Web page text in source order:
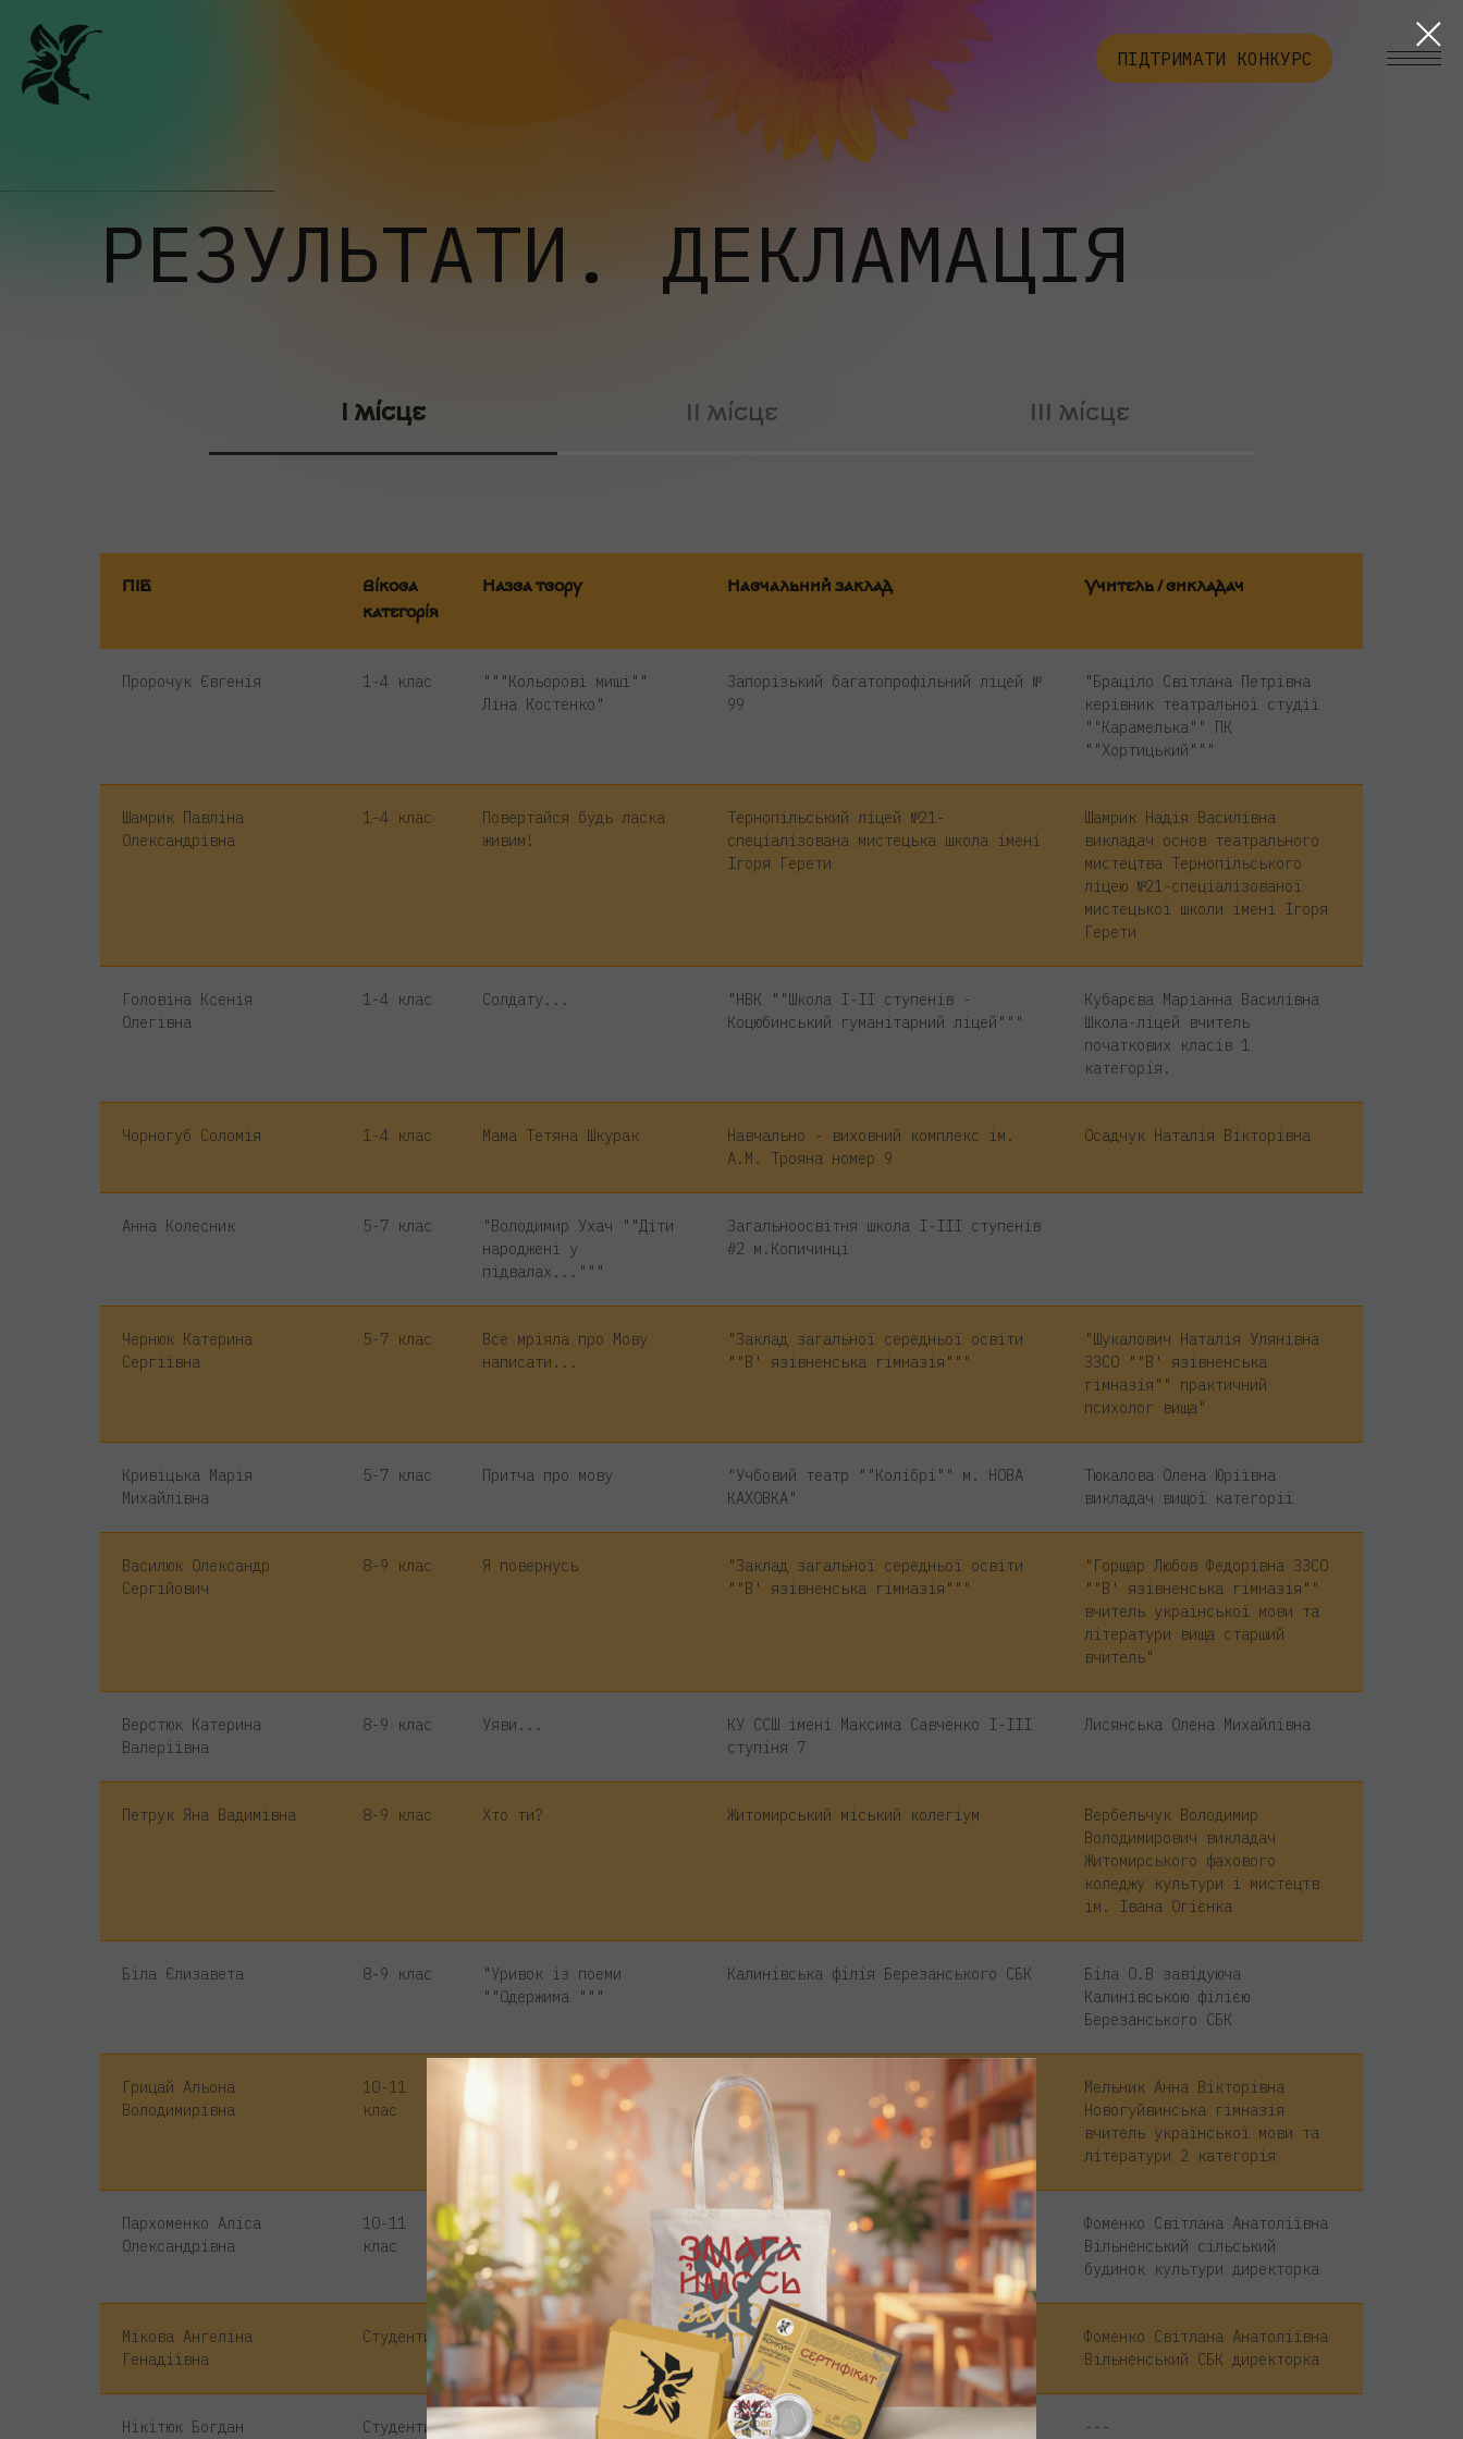
ПІДТРИМАТИ КОНКУРС
РЕЗУЛЬТАТИ. ДЕКЛАМАЦІЯ
І місце ІІ місце ІІІ місце
ПІБ
Вікова
категорія
Назва твору Навчальний заклад Учитель / викладач
Пророчук Євгенія 1-4 клас
"""Кольорові миші""
Ліна Костенко"
Запорізький багатопрофільний ліцей №
99
"Браціло Світлана Петрівна
керівник театральної студії
""Карамелька"" ПК
""Хортицький"""
Шамрик Павліна
Олександрівна
1-4 клас
Повертайся будь ласка
живим!
Тернопільський ліцей №21-
спеціалізована мистецька школа імені
Ігоря Герети
Шамрик Надія Василівна
викладач основ театрального
мистецтва Тернопільського
ліцею №21-спеціалізованої
мистецької школи імені Ігоря
Герети
Головіна Ксенія
Олегівна
1-4 клас Солдату...
"НВК ""Школа І-ІІ ступенів -
Коцюбинський гуманітарний ліцей"""
Кубарєва Маріанна Василівна
Школа-ліцей вчитель
початкових класів 1
категорія.
Чорногуб Соломія 1-4 клас Мама Тетяна Шкурак
Навчально - виховний комплекс ім.
А.М. Трояна номер 9
Осадчук Наталія Вікторівна
Анна Колесник 5-7 клас
"Володимир Ухач ""Діти
народжені у
підвалах..."""
Загальноосвітня школа І-ІІІ ступенів
#2 м.Копичинці
Чернюк Катерина
Сергіївна
5-7 клас
Все мріяла про Мову
написати...
"Заклад загальної середньої освіти
""В' язівненська гімназія"""
"Шукалович Наталія Улянівна
ЗЗСО ""В' язівненська
гімназія"" практичний
психолог вища"
Кривіцька Марія
Михайлівна
5-7 клас Притча про мову
"Учбовий театр ""Колібрі"" м. НОВА
КАХОВКА"
Тюкалова Олена Юріївна
викладач вищої категорії
Василюк Олександр
Сергійович
8-9 клас Я повернусь
"Заклад загальної середньої освіти
""В' язівненська гімназія"""
"Горщар Любов Федорівна ЗЗСО
""В' язівненська гімназія""
вчитель української мови та
літератури вища старший
вчитель"
Верстюк Катерина
Валеріївна
8-9 клас Уяви...
КУ ССШ імені Максима Савченко І-ІІІ
ступіня 7
Лисянська Олена Михайлівна
Петрук Яна Вадимівна 8-9 клас Хто ти? Житомирський міський колегіум
Вербельчук Володимир
Володимирович викладач
Житомирського фахового
коледжу культури і мистецтв
ім. Івана Огієнка
Біла Єлизавета 8-9 клас
"Уривок із поеми
""Одержима """
Калинівська філія Березанського СБК
Біла О.В завідуюча
Калинівською філією
Березанського СБК
Грицай Альона
Володимирівна
10-11
клас
«Коли я буду навіть
Новогуйвинська гімназія
Мельник Анна Вікторівна
Новогуйвинська гімназія
вчитель української мови та
літератури 2 категорія
Пархоменко Аліса
Олександрівна
10-11
клас
Крізь вікна Молодіжний центр «Вільні»
Фоменко Світлана Анатоліївна
Вільненський сільський
будинок культури директорка
Мікова Ангеліна
Генадіївна
Студенти Герої не вмирають
Харківська гуманітарно-педагогічна
академія
Фоменко Світлана Анатоліївна
Вільненський СБК директорка
Нікітюк Богдан
Студенти
"М.Віграновський ""Це
Тернопільський національний
---